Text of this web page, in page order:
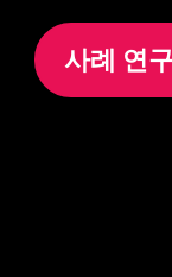
사례 연